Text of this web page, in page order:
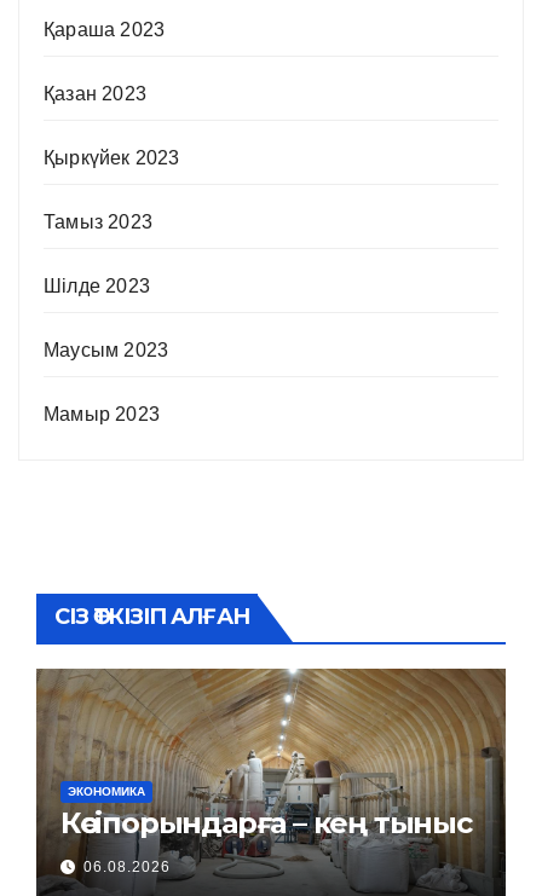
Қараша 2023
Қазан 2023
Қыркүйек 2023
Тамыз 2023
Шілде 2023
Маусым 2023
Мамыр 2023
СІЗ ӨТКІЗІП АЛҒАН
ЭКОНОМИКА
Кәсіпорындарға – кең тыныс
06.08.2026